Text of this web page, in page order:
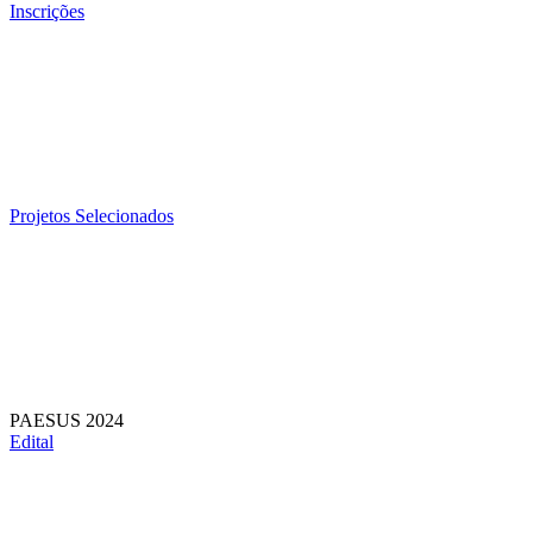
Inscrições
Projetos Selecionados
PAESUS 2024
Edital